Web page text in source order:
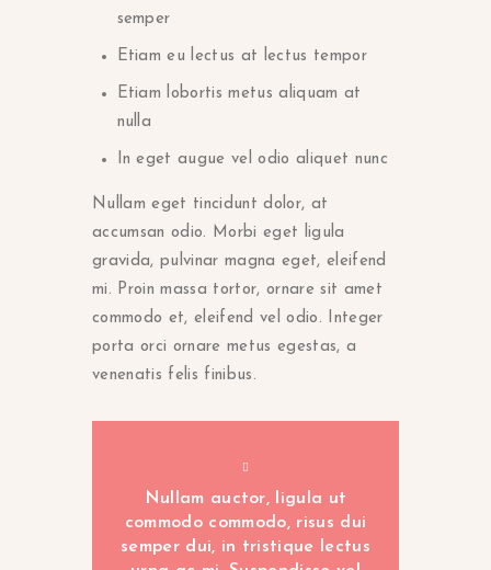
semper
Etiam eu lectus at lectus tempor
Etiam lobortis metus aliquam at
nulla
In eget augue vel odio aliquet nunc
Nullam eget tincidunt dolor, at
accumsan odio. Morbi eget ligula
gravida, pulvinar magna eget, eleifend
mi. Proin massa tortor, ornare sit amet
commodo et, eleifend vel odio. Integer
porta orci ornare metus egestas, a
venenatis felis finibus.
Nullam auctor, ligula ut
commodo commodo, risus dui
semper dui, in tristique lectus